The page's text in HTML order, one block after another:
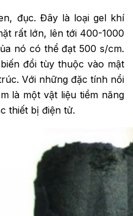
đục. Đây là loại gel khí
rất lớn, lên tới 400-1000
nó có thể đạt 500 s/cm.
đổi tùy thuộc vào mật
Với những đặc tính nổi
là một vật liệu tiềm năng
thiết bị điện tử.